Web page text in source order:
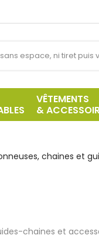
VÊTEMENTS
&
chaines et
chaines et